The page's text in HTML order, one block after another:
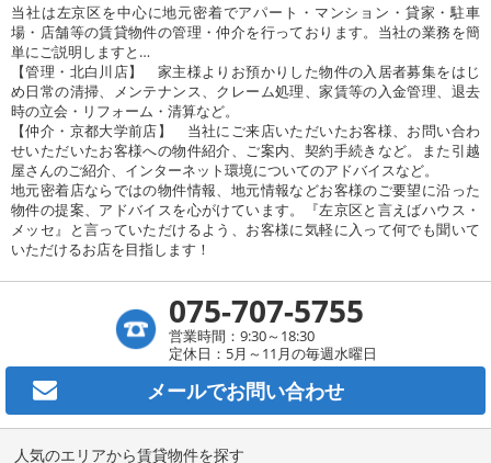
当社は左京区を中心に地元密着でアパート・マンション・貸家・駐車
場・店舗等の賃貸物件の管理・仲介を行っております。当社の業務を簡
単にご説明しますと…
【管理・北白川店】 家主様よりお預かりした物件の入居者募集をはじ
め日常の清掃、メンテナンス、クレーム処理、家賃等の入金管理、退去
時の立会・リフォーム・清算など。
【仲介・京都大学前店】 当社にご来店いただいたお客様、お問い合わ
せいただいたお客様への物件紹介、ご案内、契約手続きなど。また引越
屋さんのご紹介、インターネット環境についてのアドバイスなど。
地元密着店ならではの物件情報、地元情報などお客様のご要望に沿った
物件の提案、アドバイスを心がけています。『左京区と言えばハウス・
メッセ』と言っていただけるよう、お客様に気軽に入って何でも聞いて
いただけるお店を目指します！
075-707-5755
営業時間：9:30～18:30
定休日：5月～11月の毎週水曜日
メールでお問い合わせ
人気のエリアから賃貸物件を探す